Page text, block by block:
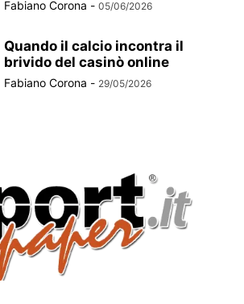
Fabiano Corona - 05/06/2026
Quando il calcio incontra il
brivido del casinò online
Fabiano Corona - 29/05/2026